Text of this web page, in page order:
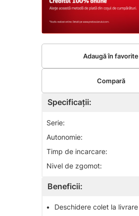
Specificații:
Serie:
Autonomie:
Timp de incarcare:
Nivel de zgomot:
Beneficii:
•
Deschidere colet la livrare
Adaugă în favorite
Compară